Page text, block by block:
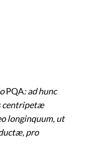
PQA: ad hunc
centripetæ
longinquum, ut
pro